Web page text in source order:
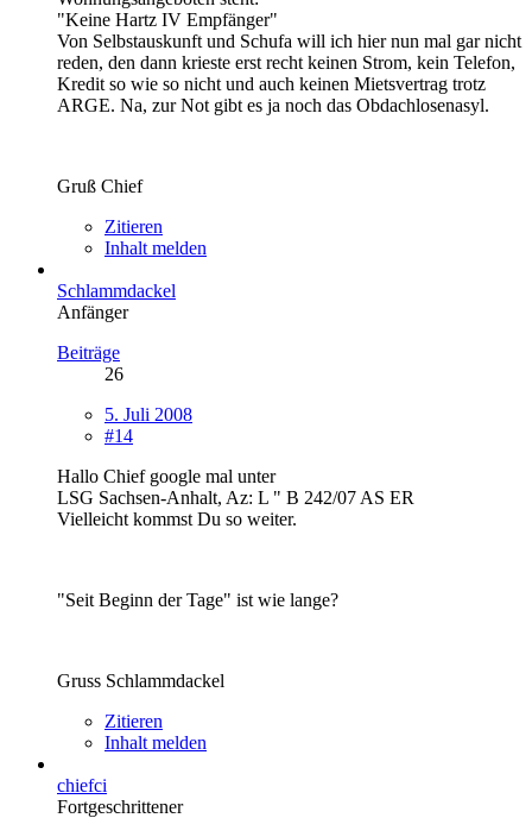
"Keine Hartz IV Empfänger"
Von Selbstauskunft und Schufa will ich hier nun mal gar nicht
reden, den dann krieste erst recht keinen Strom, kein Telefon,
Kredit so wie so nicht und auch keinen Mietsvertrag trotz
ARGE. Na, zur Not gibt es ja noch das Obdachlosenasyl.
Gruß Chief
Zitieren
Inhalt melden
Schlammdackel
Anfänger
Beiträge
26
5. Juli 2008
#14
Hallo Chief google mal unter
LSG Sachsen-Anhalt, Az: L " B 242/07 AS ER
Vielleicht kommst Du so weiter.
"Seit Beginn der Tage" ist wie lange?
Gruss Schlammdackel
Zitieren
Inhalt melden
chiefci
Fortgeschrittener